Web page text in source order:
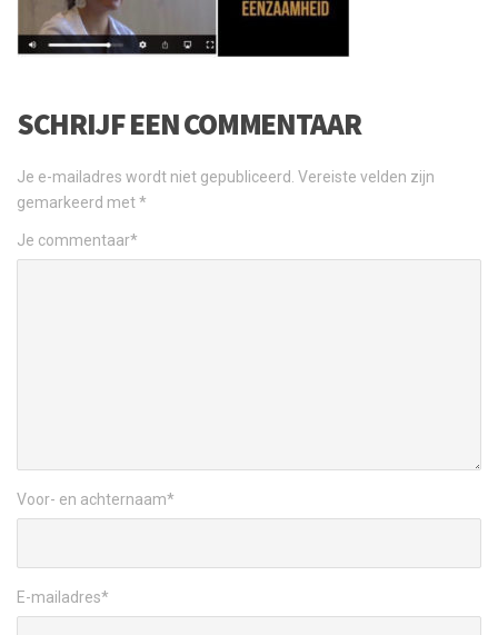
SCHRIJF EEN COMMENTAAR
Je e-mailadres wordt niet gepubliceerd. Vereiste velden zijn
gemarkeerd met*
Je commentaar*
Voor- en achternaam*
E-mailadres*